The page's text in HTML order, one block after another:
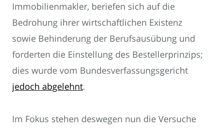
Immobilienmakler, beriefen sich auf die
Bedrohung ihrer wirtschaftlichen Existenz
sowie Behinderung der Berufsausübung und
forderten die Einstellung des Bestellerprinzips;
dies wurde vom Bundesverfassungsgericht
jedoch abgelehnt.
Im Fokus stehen deswegen nun die Versuche